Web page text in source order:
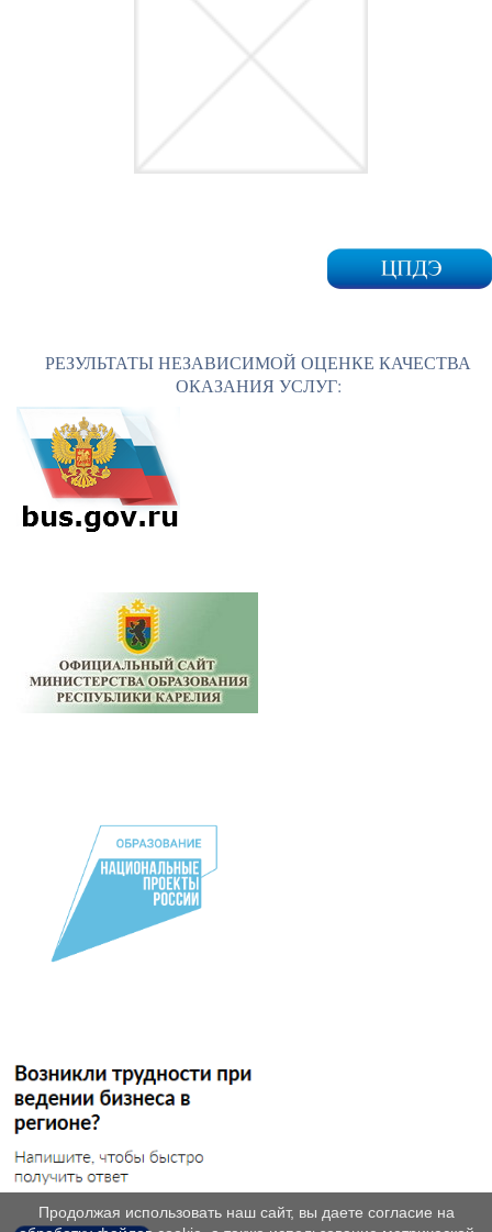
РЕЗУЛЬТАТЫ НЕЗАВИСИМОЙ ОЦЕНКЕ КАЧЕСТВА
ОКАЗАНИЯ УСЛУГ:
Продолжая использовать наш сайт, вы даете согласие на